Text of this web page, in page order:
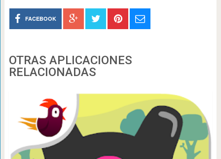
FACEBOOK
OTRAS APLICACIONES
RELACIONADAS